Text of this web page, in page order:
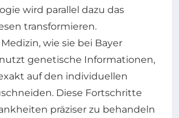
wird parallel dazu das
transformieren.
wie sie bei Bayer
genetische Informationen,
auf den individuellen
Diese Fortschritte
präziser zu behandeln